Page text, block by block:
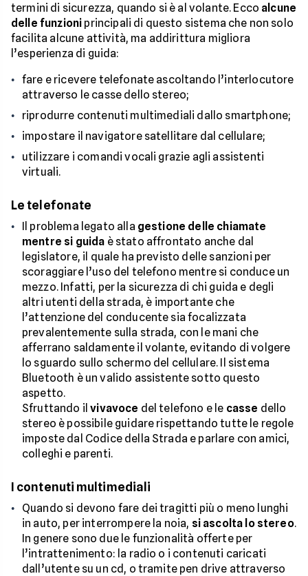
termini di sicurezza, quando si è al volante. Ecco alcune
delle funzioni principali di questo sistema che non solo
facilita alcune attività, ma addirittura migliora
l’esperienza di guida:
fare e ricevere telefonate ascoltando l’interlocutore
attraverso le casse dello stereo;
riprodurre contenuti multimediali dallo smartphone;
impostare il navigatore satellitare dal cellulare;
utilizzare i comandi vocali grazie agli assistenti
virtuali.
Le telefonate
Il problema legato alla gestione delle chiamate
mentre si guida è stato affrontato anche dal
legislatore, il quale ha previsto delle sanzioni per
scoraggiare l’uso del telefono mentre si conduce un
mezzo. Infatti, per la sicurezza di chi guida e degli
altri utenti della strada, è importante che
l’attenzione del conducente sia focalizzata
prevalentemente sulla strada, con le mani che
afferrano saldamente il volante, evitando di volgere
lo sguardo sullo schermo del cellulare. Il sistema
Bluetooth è un valido assistente sotto questo
aspetto.
Sfruttando ilvivavoce del telefono e le casse dello
stereo è possibile guidare rispettando tutte le regole
imposte dal Codice della Strada e parlare con amici,
colleghi e parenti.
I contenuti multimediali
Quando si devono fare dei tragitti più o meno lunghi
in auto, per interrompere la noia, si ascolta lo stereo.
In genere sono due le funzionalità offerte per
l’intrattenimento: la radio o i contenuti caricati
dall’utente su un cd, o tramite pen drive attraverso